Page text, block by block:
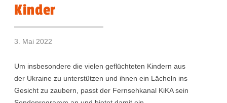
Kinder
3. Mai 2022
Um insbesondere die vielen geflüchteten Kindern aus
der Ukraine zu unterstützen und ihnen ein Lächeln ins
Gesicht zu zaubern, passt der Fernsehkanal KiKA sein